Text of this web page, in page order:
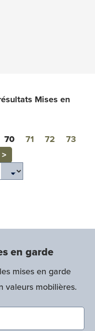
Mises en
70 71 72 73
Next
>
en garde
mises en garde
valeurs mobilières.